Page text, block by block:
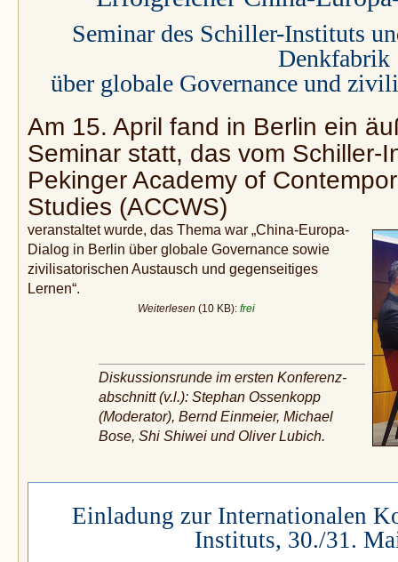
Seminar des Schiller-Instituts
Denkfabrik
über globale Governance und
Am 15. April fand in Berlin ein
Seminar statt, das vom Schiller-
Pekinger Academy of
Studies (ACCWS)
veranstaltet wurde, das Thema war „China-Europa-
Dialog in Berlin über globale Governance sowie
zivilisatorischen Austausch und gegenseitiges
Lernen“.
Weiterlesen (10 KB): frei
Diskussionsrunde im ersten Konferenz­
abschnitt (v.l.): Stephan Ossenkopp
(Moderator), Bernd Einmeier, Michael
Bose, Shi Shiwei und Oliver Lubich.
Einladung zur Internationalen
Instituts, 30./31.